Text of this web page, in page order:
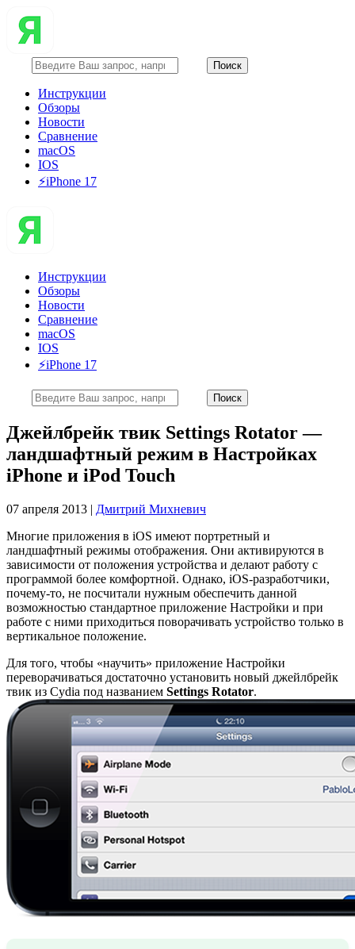
Инструкции
Обзоры
Новости
Сравнение
macOS
IOS
⚡️iPhone 17
Инструкции
Обзоры
Новости
Сравнение
macOS
IOS
⚡️iPhone 17
Джейлбрейк твик Settings Rotator —
ландшафтный режим в Настройках
iPhone и iPod Touch
07 апреля 2013 | Дмитрий Михневич
Многие приложения в iOS имеют портретный и
ландшафтный режимы отображения. Они активируются в
зависимости от положения устройства и делают работу с
программой более комфортной. Однако, iOS-разработчики,
почему-то, не посчитали нужным обеспечить данной
возможностью стандартное приложение Настройки и при
работе с ними приходиться поворачивать устройство только в
вертикальное положение.
Для того, чтобы «научить» приложение Настройки
переворачиваться достаточно установить новый джейлбрейк
твик из Cydia под названием Settings Rotator.